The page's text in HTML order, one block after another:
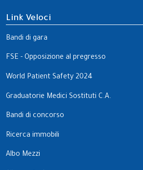
Link Veloci
Bandi di gara
FSE - Opposizione al pregresso
World Patient Safety 2024
Graduatorie Medici Sostituti C.A.
Bandi di concorso
Ricerca immobili
Albo Mezzi